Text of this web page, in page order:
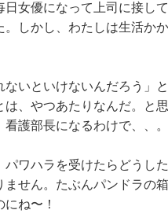
女優になって上司に接し
しかし、わたしは生活か
いといけないんだろう」
、やつあたりなんだ。と
護部長になるわけで、、
ハラを受けたらどうし
せん。たぶんパンドラの
ね〜！